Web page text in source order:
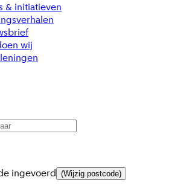
& initiatieven
wij
ingevoerd (Wijzig postcode)